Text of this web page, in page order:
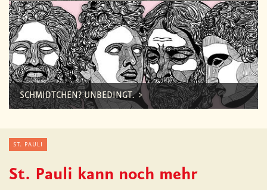
SCHMIDTCHEN? UNBEDINGT.
ST. PAULI
St. Pauli kann noch mehr